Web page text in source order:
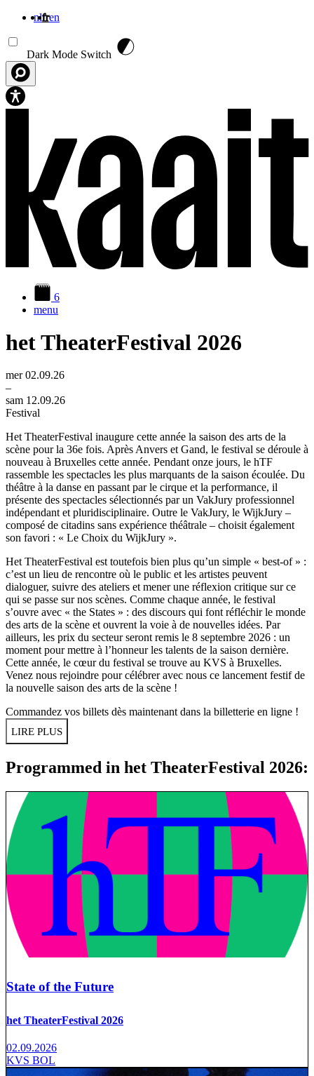
nlfren
Dark Mode Switch
6
menu
het TheaterFestival 2026
mer 02.09.26
–
sam 12.09.26
Festival
Het TheaterFestival inaugure cette année la saison des arts de la
scène pour la 36e fois. Après Anvers et Gand, le festival se déroule à
nouveau à Bruxelles cette année. Pendant onze jours, le hTF
rassemble les spectacles les plus marquants de la saison écoulée. Du
théâtre à la danse en passant par le cirque et la performance, il
présente des spectacles sélectionnés par un VakJury professionnel
indépendant et pluridisciplinaire. Outre le VakJury, le WijkJury –
composé de citadins sans expérience théâtrale – choisit également
son favori : « Le Choix du WijkJury ».
Het TheaterFestival est toutefois bien plus qu’un simple « best-of » :
c’est un lieu de rencontre où le public et les artistes peuvent
dialoguer, suivre des ateliers et mener une réflexion critique sur ce
qui se passe sur nos scènes. Comme chaque année, le festival
s’ouvre avec « the States » : des discours qui font réfléchir le monde
des arts de la scène et ouvrent la voie à de nouvelles idées. Par
ailleurs, les prix du secteur seront remis le 8 septembre 2026 : un
moment pour mettre à l’honneur les talents de la saison dernière.
Cette année, le cœur du festival se trouve au KVS à Bruxelles.
Venez nous rejoindre pour célébrer avec nous ce lancement festif de
la nouvelle saison des arts de la scène !
Commandez vos billets dès maintenant dans la billetterie en ligne !
LIRE PLUS
Programmed in het TheaterFestival 2026:
State of the Future
het TheaterFestival 2026
02.09.2026
KVS BOL